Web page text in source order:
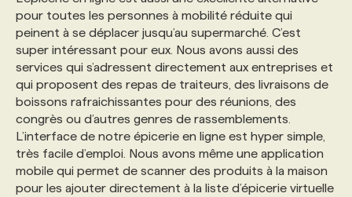
pour toutes les personnes à mobilité réduite qui
peinent à se déplacer jusqu’au supermarché. C’est
super intéressant pour eux. Nous avons aussi des
services qui s’adressent directement aux entreprises et
qui proposent des repas de traiteurs, des livraisons de
boissons rafraichissantes pour des réunions, des
congrès ou d’autres genres de rassemblements.
L’interface de notre épicerie en ligne est hyper simple,
très facile d’emploi. Nous avons même une application
mobile qui permet de scanner des produits à la maison
pour les ajouter directement à la liste d’épicerie virtuelle